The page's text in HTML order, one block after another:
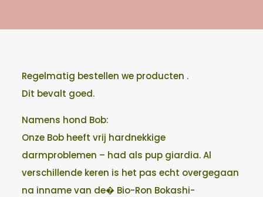
Regelmatig bestellen we producten .
Dit bevalt goed.
Namens hond Bob:
Onze Bob heeft vrij hardnekkige
darmproblemen – had als pup giardia. Al
verschillende keren is het pas echt overgegaan
na inname van de� Bio-Ron Bokashi-